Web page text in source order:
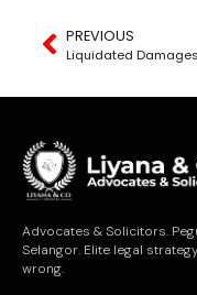
PREVIOUS
Advocates & Solicitors.
Selangor. Elite legal
wrong.